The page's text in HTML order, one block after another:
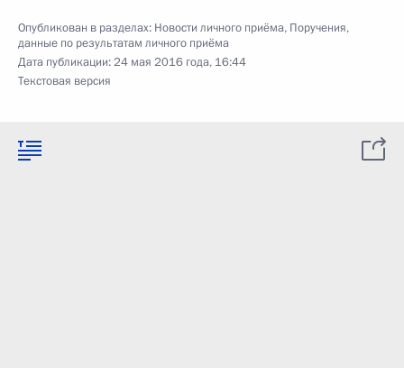
Опубликован в разделах: Новости личного приёма, Поручения,
данные по результатам личного приёма
Дата публикации:24 мая 2016 года, 16:44
Текстовая версия